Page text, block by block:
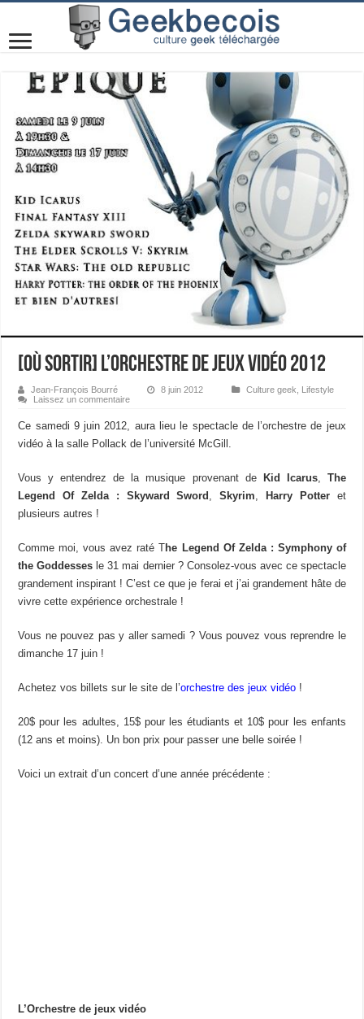
[Où sortir] L’orchestre de jeux vidéo 2012
Jean-François Bourré 8 juin 2012 Culture geek
Lifestyle
Laissez un commentaire
Ce samedi 9 juin 2012, aura lieu le spectacle de l’orchestre de jeux
vidéo à la salle Pollack de l’université McGill.
Vous y entendrez de la musique provenant de Kid Icarus, The
Legend Of Zelda : Skyward Sword
,Skyrim Harry Potteret
plusieurs autres !
Comme moi, vous avez raté The Legend Of Zelda : Symphony of
the Goddesses le 31 mai dernier ? Consolez-vous avec ce spectacle
grandement inspirant ! C’est ce que je ferai et j’ai grandement hâte de
vivre cette expérience orchestrale !
Vous ne pouvez pas y aller samedi ? Vous pouvez vous reprendre le
dimanche 17 juin !
Achetez vos billets sur le site de l’orchestre des jeux vidéo !
20$ pour les adultes, 15$ pour les étudiants et 10$ pour les enfants
(12 ans et moins). Un bon prix pour passer une belle soirée !
Voici un extrait d’un concert d’une année précédente :
L’Orchestre de jeux vidéo